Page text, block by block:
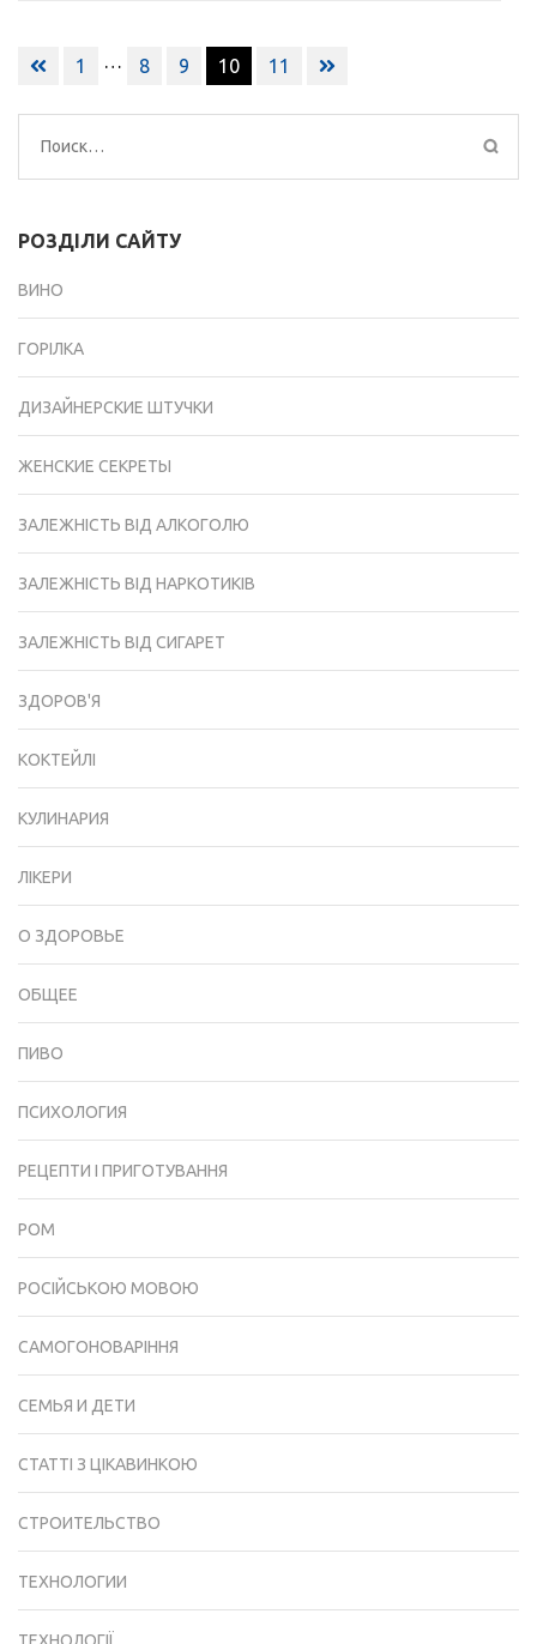
Навигация
записям
1 … 8 9 10 11
Найти:
РОЗДІЛИ САЙТУ
ВИНО
ГОРІЛКА
ДИЗАЙНЕРСКИЕ ШТУЧКИ
ЖЕНСКИЕ СЕКРЕТЫ
ЗАЛЕЖНІСТЬ ВІД АЛКОГОЛЮ
ЗАЛЕЖНІСТЬ ВІД НАРКОТИКІВ
ЗАЛЕЖНІСТЬ ВІД СИГАРЕТ
ЗДОРОВ'Я
КОКТЕЙЛІ
КУЛИНАРИЯ
ЛІКЕРИ
О ЗДОРОВЬЕ
ОБЩЕЕ
ПИВО
ПСИХОЛОГИЯ
РЕЦЕПТИ І ПРИГОТУВАННЯ
РОМ
РОСІЙСЬКОЮ МОВОЮ
САМОГОНОВАРІННЯ
СЕМЬЯ И ДЕТИ
СТАТТІ З ЦІКАВИНКОЮ
СТРОИТЕЛЬСТВО
ТЕХНОЛОГИИ